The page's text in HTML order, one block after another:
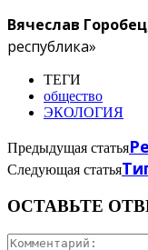
Вячеслав Горобец
республика»
ТЕГИ
общество
ЭКОЛОГИЯ
Предыдущая статья
Следующая статья
ОСТАВЬТЕ